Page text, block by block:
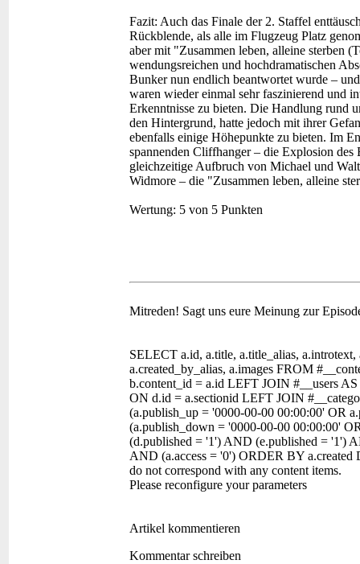
Fazit: Auch das Finale der 2. Staffel
Rückblende, als alle im Flugzeug Platz
aber mit "Zusammen leben, alleine sterben
wendungsreichen und hochdramatischen
Bunker nun endlich beantwortet wurde –
waren wieder einmal sehr faszinierend und
Erkenntnisse zu bieten. Die Handlung rund
den Hintergrund, hatte jedoch mit ihrer
ebenfalls einige Höhepunkte zu bieten. Im
spannenden Cliffhanger – die Explosion
gleichzeitige Aufbruch von Michael und
Widmore – die "Zusammen leben, alleine
Wertung: 5 von 5 Punkten
Mitreden! Sagt uns eure Meinung zur
SELECT a.id, a.title, a.title_alias, a.introtext,
a.created_by_alias, a.images FROM
b.content_id = a.id LEFT JOIN #__users
ON d.id = a.sectionid LEFT JOIN
(a.publish_up = '0000-00-00 00:00:00' OR
(a.publish_down = '0000-00-00 00:00:00'
(d.published = '1') AND (e.published = '1')
AND (a.access = '0') ORDER BY a.created
do not correspond with any content items.
Please reconfigure your parameters
Artikel kommentieren
Kommentar schreiben